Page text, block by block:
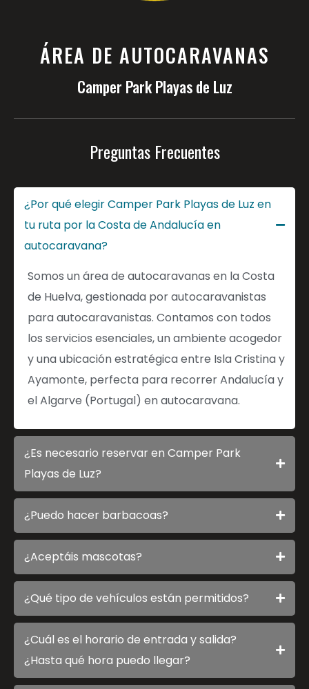
ÁREA DE AUTOCARAVANAS
Camper Park Playas de Luz
Preguntas Frecuentes
¿Por qué elegir Camper Park Playas de Luz en
tu ruta por la Costa de Andalucía en
autocaravana?
Somos un área de autocaravanas en la Costa
de Huelva, gestionada por autocaravanistas
para autocaravanistas. Contamos con todos
los servicios esenciales, un ambiente acogedor
y una ubicación estratégica entre Isla Cristina y
Ayamonte, perfecta para recorrer Andalucía y
el Algarve (Portugal) en autocaravana.
¿Es necesario reservar en Camper Park
Playas de Luz?
¿Puedo hacer barbacoas?
¿Aceptáis mascotas?
¿Qué tipo de vehículos están permitidos?
¿Cuál es el horario de entrada y salida?
¿Hasta qué hora puedo llegar?